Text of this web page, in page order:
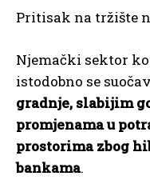
Pritisak na tržište
Njemački sektor
istodobno se
gradnje, slabijim
promjenama u
prostorima zbog
bankama.